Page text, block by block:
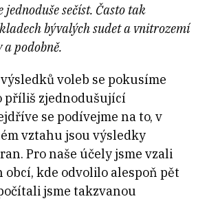
jednoduše sečíst. Často tak
bývalých sudet a vnitrozemí
a podobně.
voleb se pokusíme
příliš zjednodušující
se podívejme na to, v
vztahu jsou výsledky
Pro naše účely jsme vzali
obcí, kde odvolilo alespoň pět
jsme takzvanou